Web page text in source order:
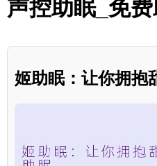
声控助眠_免
姬助眠：让你拥抱